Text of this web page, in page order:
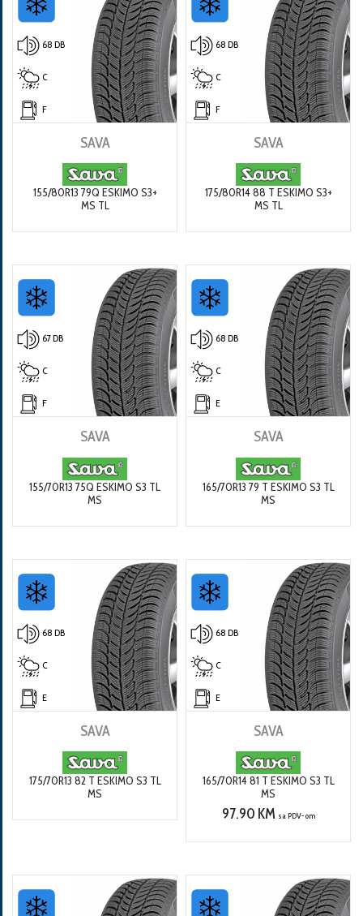
68 DB
C
F
SAVA
155/80R13 79Q ESKIMO S3+
MS TL
68 DB
C
F
SAVA
175/80R14 88 T ESKIMO S3+
MS TL
67 DB
C
F
SAVA
155/70R13 75Q ESKIMO S3 TL
MS
68 DB
C
E
SAVA
165/70R13 79 T ESKIMO S3 TL
MS
68 DB
C
E
SAVA
175/70R13 82 T ESKIMO S3 TL
MS
68 DB
C
E
SAVA
165/70R14 81 T ESKIMO S3 TL
MS
97.90 KM sa PDV-om